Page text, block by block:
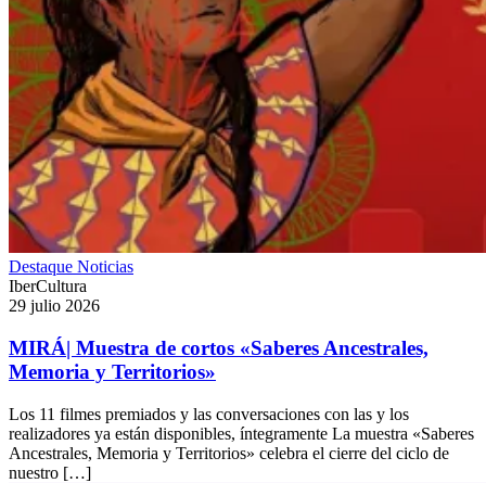
Destaque Noticias
IberCultura
29 julio 2026
MIRÁ| Muestra de cortos «Saberes Ancestrales,
Memoria y Territorios»
Los 11 filmes premiados y las conversaciones con las y los
realizadores ya están disponibles, íntegramente La muestra «Saberes
Ancestrales, Memoria y Territorios» celebra el cierre del ciclo de
nuestro […]